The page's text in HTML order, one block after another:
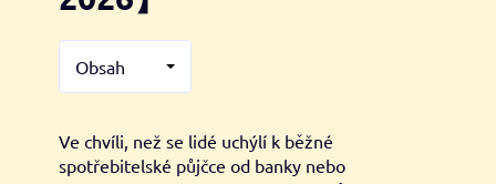
Obsah
Ve chvíli, než se lidé uchýlí k běžné
spotřebitelské půjčce od banky nebo